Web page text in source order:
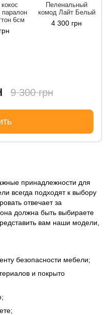
паралон
6см
Пеленальный
комод Лайт Белый
4 300 грн
9 300 грн
принадлежности для
всегда подходят к выбору
отвечает за
должна быть выбираете
вам наши модели,
безопасности мебели;
и покрыто